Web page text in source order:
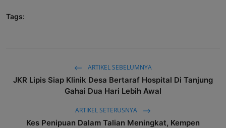
Tags:
ARTIKEL SEBELUMNYA
JKR Lipis Siap Klinik Desa Bertaraf Hospital Di Tanjung
Gahai Dua Hari Lebih Awal
ARTIKEL SETERUSNYA
Kes Penipuan Dalam Talian Meningkat, Kempen